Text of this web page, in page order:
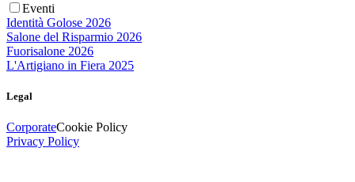
Eventi
Identità Golose 2026
Salone del Risparmio 2026
Fuorisalone 2026
L'Artigiano in Fiera 2025
Legal
CorporateCookie Policy
Privacy Policy